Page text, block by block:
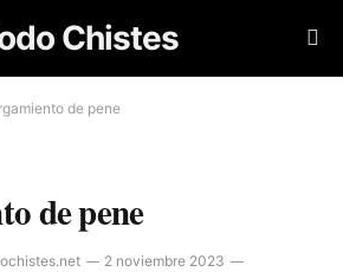
Chistes
de pene
de pene
2 noviembre 2023